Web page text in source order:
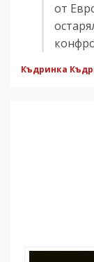
от
Къдринка